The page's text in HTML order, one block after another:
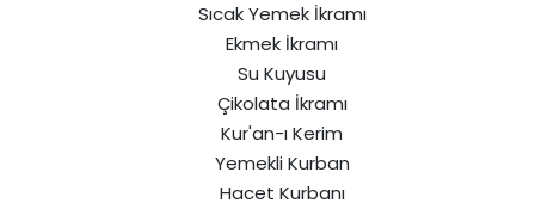
Sıcak Yemek İkramı
Ekmek İkramı
Su Kuyusu
Çikolata İkramı
Kur'an-ı Kerim
Yemekli Kurban
Hacet Kurbanı